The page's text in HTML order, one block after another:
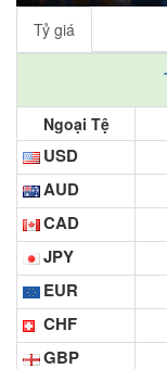
Tỷ giá
Ngoại Tệ
USD
AUD
CAD
JPY
EUR
CHF
GBP